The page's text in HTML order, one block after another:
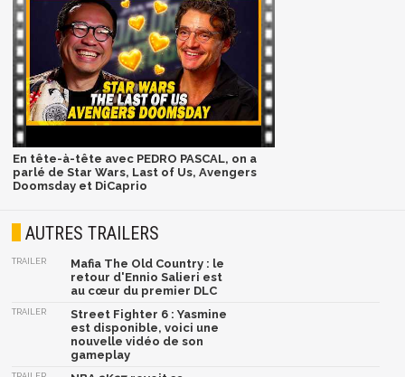
En tête-à-tête avec PEDRO PASCAL, on a
parlé de Star Wars, Last of Us, Avengers
Doomsday et DiCaprio
AUTRES TRAILERS
TRAILER
Mafia The Old Country : le
retour d'Ennio Salieri est
au cœur du premier DLC
TRAILER
Street Fighter 6 : Yasmine
est disponible, voici une
nouvelle vidéo de son
gameplay